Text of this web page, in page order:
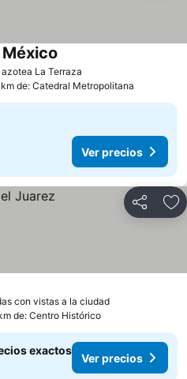
La Terraza
de: Catedral Metropolitana
Ver precios
Compartir
con vistas a la ciudad
de: Centro Histórico
exactos
Ver precios